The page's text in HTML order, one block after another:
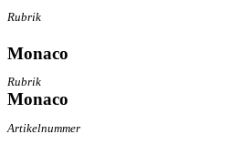
Rubrik
Monaco
Rubrik
Monaco
Artikelnummer